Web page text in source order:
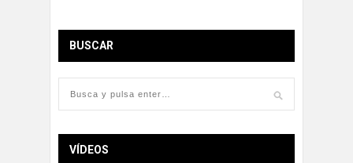
BUSCAR
VÍDEOS